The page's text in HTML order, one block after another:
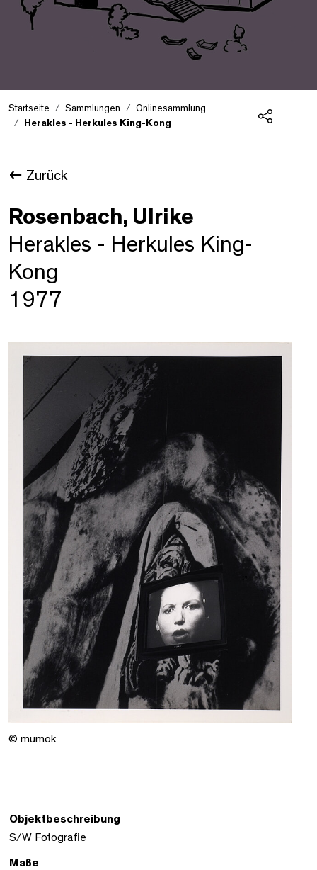
Startseite Sammlungen
Onlinesammlung
Herakles - Herkules King-Kong
Zurück
Rosenbach, Ulrike
Herakles - Herkules King-
Kong
1977
© mumok
Objektbeschreibung
S/W Fotografie
Maße